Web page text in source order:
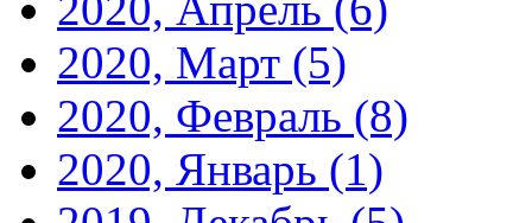
2020, Март (5)
2020, Февраль (8)
2020, Январь (1)